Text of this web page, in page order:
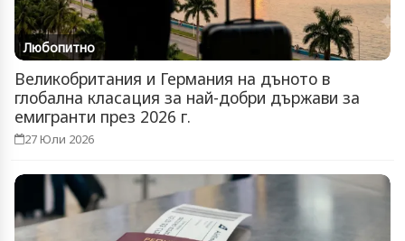
Любопитно
Великобритания и Германия на дъното в
глобална класация за най-добри държави за
емигранти през 2026 г.
27 Юли 2026